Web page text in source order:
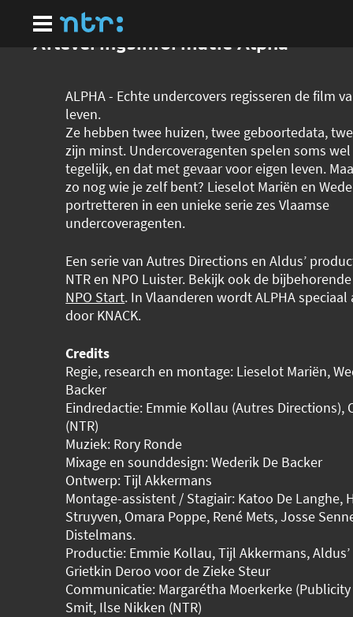
hoofdinhoud
Afleveringsinformatie Alpha
ALPHA - Echte undercovers regisseren de film
leven.
Ze hebben twee huizen, twee geboortedata,
zijn minst. Undercoveragenten spelen soms
tegelijk, en dat met gevaar voor eigen leven.
zo nog wie je zelf bent? Lieselot Mariën en
portretteren in een unieke serie zes Vlaamse
undercoveragenten.
Een serie van Autres Directions en Aldus’
NTR en NPO Luister. Bekijk ook de
NPO Start. In Vlaanderen wordt ALPHA
door KNACK.
Credits
Regie, research en montage: Lieselot Mariën,
Backer
Eindredactie: Emmie Kollau (Autres Directions),
(NTR)
Muziek: Rory Ronde
Mixage en sounddesign: Wederik De Backer
Ontwerp: Tijl Akkermans
Montage-assistent / Stagiair: Katoo De Langhe,
Struyven, Omara Poppe, René Mets, Josse
Distelmans.
Productie: Emmie Kollau, Tijl Akkermans,
Grietkin Deroo voor de Zieke Steur
Communicatie: Margarétha Moerkerke
Smit, Ilse Nikken (NTR)